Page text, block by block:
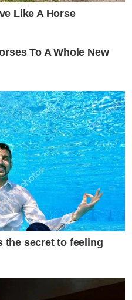
Like A Horse
To A Whole New
the secret to feeling